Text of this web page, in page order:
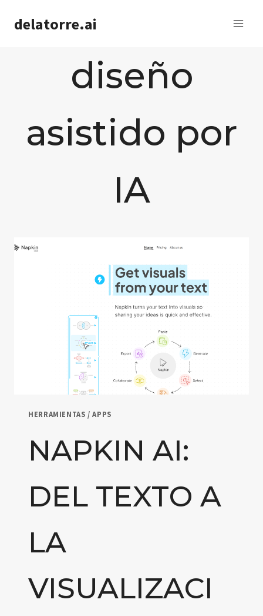
delatorre.ai
diseño
asistido por
IA
HERRAMIENTAS / APPS
NAPKIN AI:
DEL TEXTO A
LA
VISUALIZACI